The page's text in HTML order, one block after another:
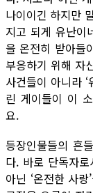
나이이긴 하지만
지고 되게 유난이
을 온전히 받아들
부응하기 위해 자
사건들이 아니라
린 게이들이 이
요.
등장인물들의 흔
다. 바로 단독자로
아닌 ‘온전한 사